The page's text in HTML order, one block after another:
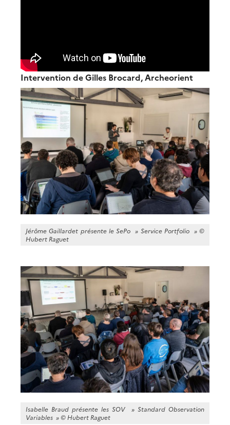
Intervention de Gilles Brocard, Archeorient
Jérôme Gaillardet présente le SePo » Service Portfolio» ©
Hubert Raguet
Isabelle Braud présente les SOV » Standard Observation
Variables » © Hubert Raguet